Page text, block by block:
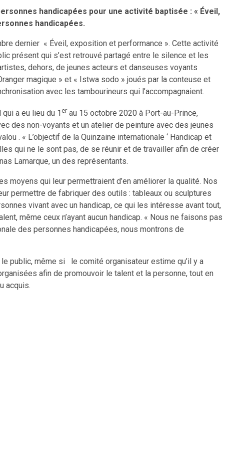
handicapées pour une activité baptisée : « Éveil,
handicapées.
dernier « Éveil, exposition et performance ». Cette activité
présent qui s’est retrouvé partagé entre le silence et les
dehors, de jeunes acteurs et danseuses voyants
magique » et « Istwa sodo » joués par la conteuse et
avec les tambourineurs qui l’accompagnaient.
a eu lieu du 1 er au 15 octobre 2020 à Port-au-Prince,
des non-voyants et un atelier de peinture avec des jeunes
. « L’objectif de la Quinzaine internationale ‘ Handicap et
qui ne le sont pas, de se réunir et de travailler afin de créer
Lamarque, un des représentants.
moyens qui leur permettraient d’en améliorer la qualité. Nos
permettre de fabriquer des outils : tableaux ou sculptures
vivant avec un handicap, ce qui les intéresse avant tout,
même ceux n’ayant aucun handicap. « Nous ne faisons pas
des personnes handicapées, nous montrons de
public, même si le comité organisateur estime qu’il y a
afin de promouvoir le talent et la personne, tout en
acquis.